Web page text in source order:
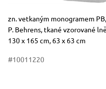
Rozměry
Stručný popis předmětu
zn. vetkaným monogramem
P. Behrens, tkané vzorované
130 x 165 cm, 63 x 63 cm
#10011220